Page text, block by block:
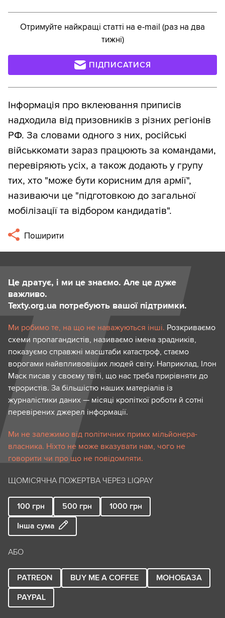
Отримуйте найкращі статті на e-mail (раз на два
тижні)
ПІДПИСАТИСЯ
Інформація про вклеювання приписів
надходила від призовників з різних регіонів
РФ. За словами одного з них, російські
військкомати зараз працюють за командами,
перевіряють усіх, а також додають у групу
тих, хто "може бути корисним для армії",
називаючи це "підготовкою до загальної
мобілізації та відбором кандидатів".
Поширити
Це дратує, і ми це знаємо. Але це дуже
важливо.
Texty.org.ua потребують вашої підтримки.
Ми робимо те, на що не наважуються інші. Розкриваємо
схеми пропагандистів, називаємо імена зрадників,
показуємо справжні масштаби катастроф, стаємо
ворогами найвпливовіших людей світу. Наприклад, Ілон
Маск писав у своєму твіті, що нас треба прирівняти до
терористів. За більшістю наших матеріалів із
журналістики даних — місяці кропіткої роботи й сотні
перевірених джерел інформації.
Ми не залежимо від політичних примх мільйонера-
власника. Ніхто не може вказувати нам, чого не
говорити чи про що не повідомляти.
ЩОМІСЯЧНА ПОЖЕРТВА ЧЕРЕЗ LIQPAY
100 грн 500 грн 1000 грн
Інша сума
АБО
PATREON BUY ME A COFFEE
МОНОБАЗА
PAYPAL